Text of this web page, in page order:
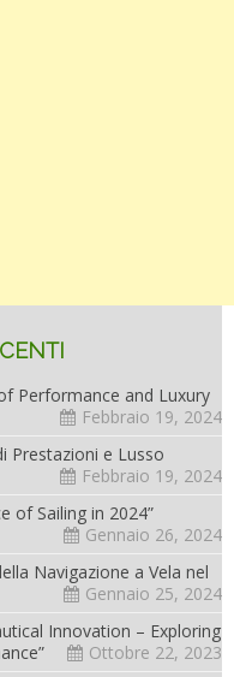
Performance and Luxury
Febbraio 19, 2024
Prestazioni e Lusso
Febbraio 19, 2024
of Sailing in 2024”
Gennaio 26, 2024
Navigazione a Vela nel
Gennaio 25, 2024
Innovation – Exploring
Ottobre 22, 2023